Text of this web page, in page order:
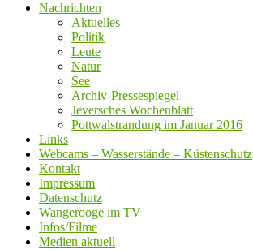
Nachrichten
Aktuelles
Politik
Leute
Natur
See
Archiv-Pressespiegel
Jeversches Wochenblatt
Pottwalstrandung im Januar 2016
Links
Webcams – Wasserstände – Küstenschutz
Kontakt
Impressum
Datenschutz
Wangerooge im TV
Infos/Filme
Medien aktuell